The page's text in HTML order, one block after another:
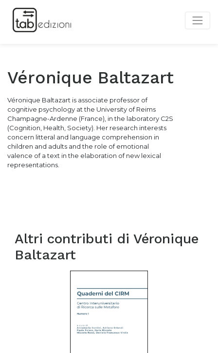
Véronique Baltazart
Véronique Baltazart is associate professor of
cognitive psychology at the University of Reims
Champagne-Ardenne (France), in the laboratory C2S
(Cognition, Health, Society). Her research interests
concern litteral and language comprehension in
children and adults and the role of emotional
valence of a text in the elaboration of new lexical
representations.
Altri contributi di Véronique
Baltazart